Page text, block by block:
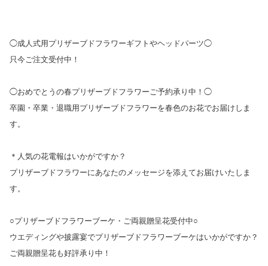
◯成人式用プリザーブドフラワーギフトやヘッドパーツ◯
只今ご注文受付中！
◯おめでとうの春プリザーブドフラワーご予約承り中！◯
卒園・卒業・退職用プリザーブドフラワーを春色のお花でお届けしま
す。
＊人気の花電報はいかがですか？
プリザーブドフラワーにあなたのメッセージを添えてお届けいたしま
す。
○プリザーブドフラワーブーケ・ご両親贈呈花受付中○
ウエディングや披露宴でプリザーブドフラワーブーケはいかがですか？
ご両親贈呈花も好評承り中！